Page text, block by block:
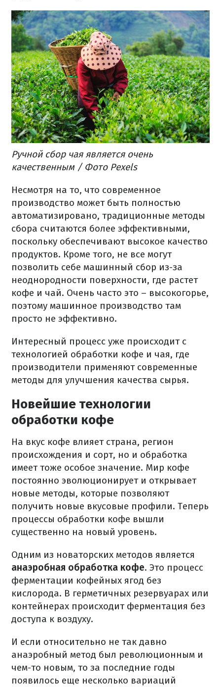
Ручной сбор чая является очень
качественным / Фото Pexels
Несмотря на то, что современное
производство может быть полностью
автоматизировано, традиционные методы
сбора считаются более эффективными,
поскольку обеспечивают высокое качество
продуктов. Кроме того, не все могут
позволить себе машинный сбор из-за
неоднородности поверхности, где растет
кофе и чай. Очень часто это – высокогорье,
поэтому машинное производство там
просто не эффективно.
Интересный процесс уже происходит с
технологией обработки кофе и чая, где
производители применяют современные
методы для улучшения качества сырья.
Новейшие технологии
обработки кофе
На вкус кофе влияет страна, регион
происхождения и сорт, но и обработка
имеет тоже особое значение. Мир кофе
постоянно эволюционирует и открывает
новые методы, которые позволяют
получить новые вкусовые профили. Теперь
процессы обработки кофе вышли
существенно на новый уровень.
Одним из новаторских методов является
анаэробная обработка кофе. Это процесс
ферментации кофейных ягод без
кислорода. В герметичных резервуарах или
контейнерах происходит ферментация без
доступа к воздуху.
И если относительно не так давно
анаэробный метод был революционным и
чем-то новым, то за последние годы
появилось еще несколько вариаций